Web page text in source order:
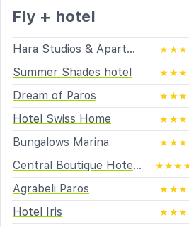
Fly + hotel
Hara Studios & Apartments ★★★
Summer Shades hotel
★★★
Dream of Paros
★★★
Hotel Swiss Home
★★★
Bungalows Marina
★★★
Central Boutique Hotel by Naoussa Hills
Agrabeli Paros
★★★
Hotel Iris
★★★